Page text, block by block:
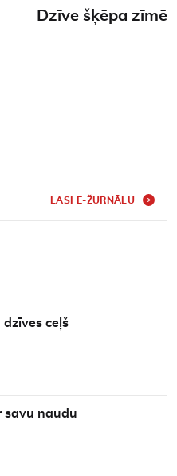
Dzīve šķēpa zīmē
LASI E-ŽURNĀLU
ceļš
savu naudu